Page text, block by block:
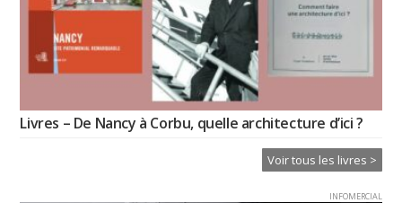
Livres – De Nancy à Corbu, quelle architecture d’ici ?
Voir tous les livres >
INFOMERCIAL